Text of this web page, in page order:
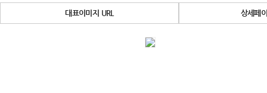
대표이미지 URL 상세페